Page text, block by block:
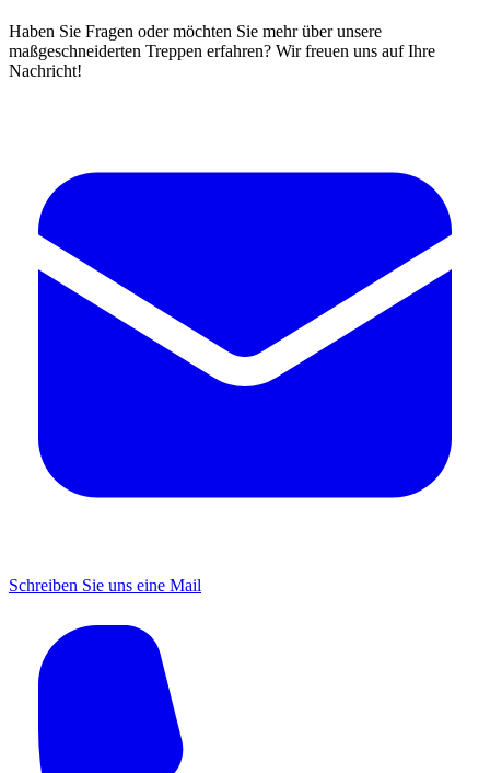
Haben Sie Fragen oder möchten Sie mehr über unsere
maßgeschneiderten Treppen erfahren? Wir freuen uns auf Ihre
Nachricht!
Schreiben Sie uns eine Mail